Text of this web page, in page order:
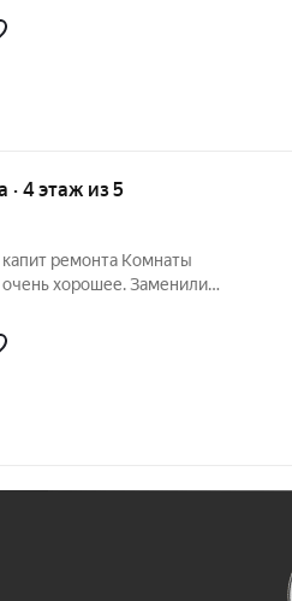
· 4 этаж из 5
ремонта Комнаты
хорошее. Заменили
лет. Владение более пяти